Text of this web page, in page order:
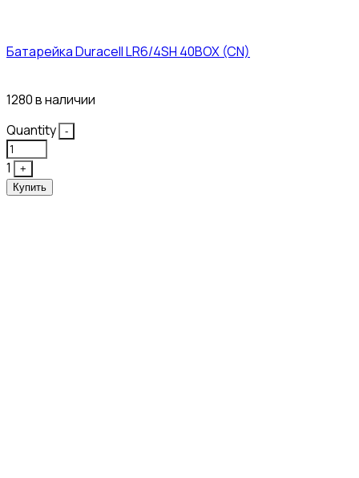
Батарейка Duracell LR6/4SH 40BOX (CN)
1280 в наличии
Quantity
-
1
+
Купить